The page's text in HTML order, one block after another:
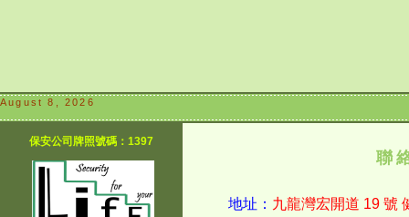
August 8, 2026
保安公司牌照號碼：1397
聯
地址： 九龍灣宏開道 19 號